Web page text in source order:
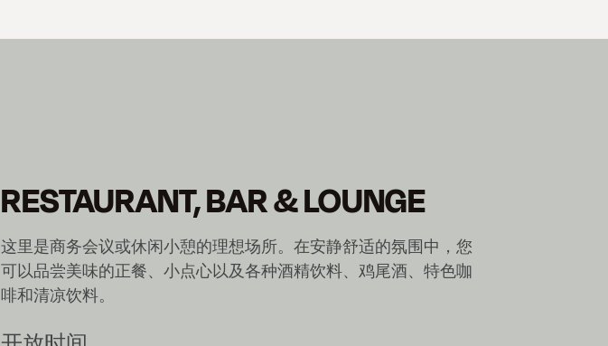
RESTAURANT, BAR & LOUNGE
这里是商务会议或休闲小憩的理想场所。在安静舒适的氛围中，您
可以品尝美味的正餐、小点心以及各种酒精饮料、鸡尾酒、特色咖
啡和清凉饮料。